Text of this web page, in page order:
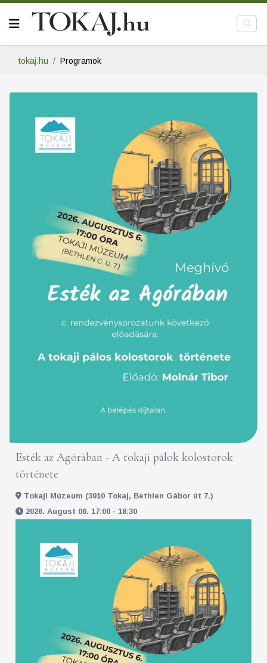
tokaj.hu Programok
Esték az Agórában - A tokaji pálok kolostorok
története
Tokaji Múzeum (3910 Tokaj, Bethlen Gábor út 7.)
2026. August 06. 17:00 - 18:30